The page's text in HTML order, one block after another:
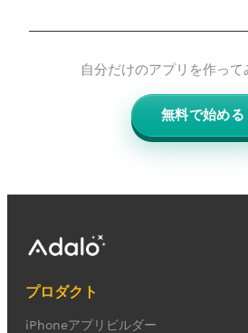
自分だけのアプリを作って
無料で始める
プロダクト
iPhoneアプリビルダー